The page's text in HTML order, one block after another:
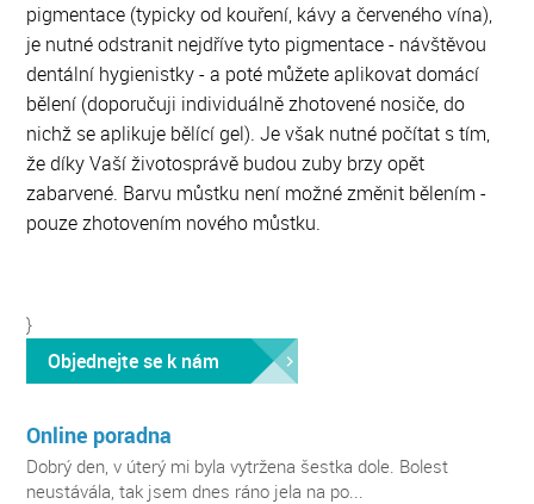
pigmentace (typicky od kouření, kávy a červeného vína),
je nutné odstranit nejdříve tyto pigmentace - návštěvou
dentální hygienistky - a poté můžete aplikovat domácí
bělení (doporučuji individuálně zhotovené nosiče, do
nichž se aplikuje bělící gel). Je však nutné počítat s tím,
že díky Vaší životosprávě budou zuby brzy opět
zabarvené. Barvu můstku není možné změnit bělením -
pouze zhotovením nového můstku.
}
Objednejte se k nám
Online poradna
Dobrý den, v úterý mi byla vytržena šestka dole. Bolest
neustávála, tak jsem dnes ráno jela na po...